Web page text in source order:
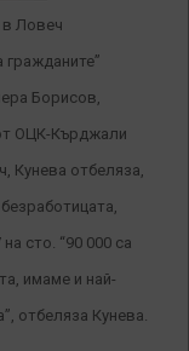
в Ловеч
гражданите”
Борисов,
ОЦК-Кърджали
Кунева отбеляза,
сто. “90 000 са
имаме и най-
отбеляза Кунева.